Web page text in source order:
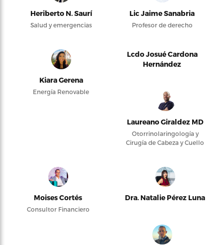
Heriberto N. Saurí
Salud y emergencias
Lic Jaime Sanabria
Profesor de derecho
Kiara Gerena
Energía Renovable
Lcdo Josué Cardona
Hernández
Laureano Giraldez MD
Otorrinolaringología y
Cirugía de Cabeza y Cuello
Moises Cortés
Consultor Financiero
Dra. Natalie Pérez Luna